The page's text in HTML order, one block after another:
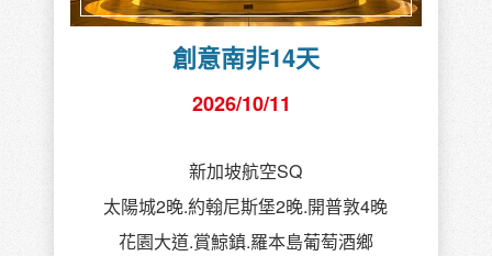
創意南非14天
2026/10/11
新加坡航空SQ
太陽城2晚.約翰尼斯堡2晚.開普敦4晚
花園大道.賞鯨鎮.羅本島葡萄酒鄉